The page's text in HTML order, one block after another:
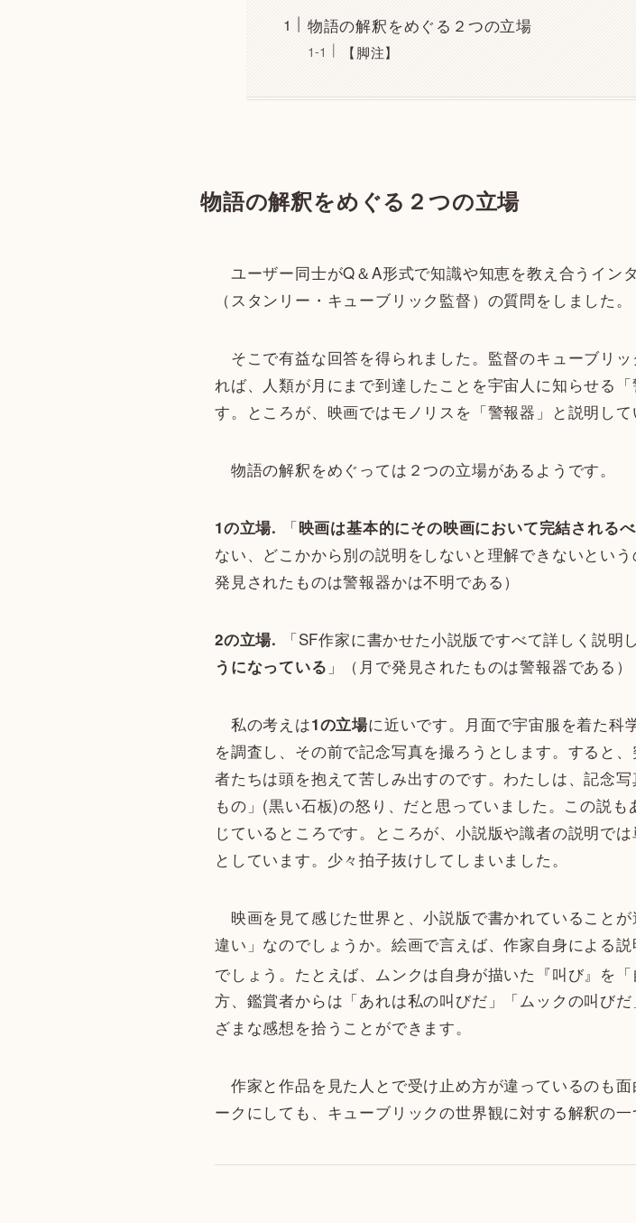
物語の解釈をめぐる２つの立場
【脚注】
物語の解釈をめぐる２つの立場
ユーザー同士がQ＆A形式で知識や知恵を教え合うイン
（スタンリー・キューブリック監督）の質問をしました
そこで有益な回答を得られました。監督のキューブリ
れば、人類が月にまで到達したことを宇宙人に知らせる
す。ところが、映画ではモノリスを「警報器」と説明して
物語の解釈をめぐっては２つの立場があるようです。
1の立場. 「映画は基本的にその映画において完結される
ない、どこかから別の説明をしないと理解できないとい
発見されたものは警報器かは不明である）
2の立場. 「SF作家に書かせた小説版ですべて詳しく説明
うになっている 」（月で発見されたものは警報器である）
私の考えは1の立場に近いです。月面で宇宙服を着た科
を調査し、その前で記念写真を撮ろうとします。すると
者たちは頭を抱えて苦しみ出すのです。わたしは、記念
もの」(黒い石板)の怒り、だと思っていました。この説
じているところです。ところが、小説版や識者の説明で
としています。少々拍子抜けしてしまいました。
映画を見て感じた世界と、小説版で書かれていること
違い」なのでしょうか。絵画で言えば、作家自身による
でしょう。たとえば、ムンクは自身が描いた『叫び』を「
方、鑑賞者からは「あれは私の叫びだ」「ムックの叫び
ざまな感想を拾うことができます。
作家と作品を見た人とで受け止め方が違っているのも
ークにしても、キューブリックの世界観に対する解釈の一